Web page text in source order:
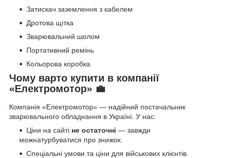
Затискач заземлення з кабелем
Дротова щітка
Зварювальний шолом
Портативний ремінь
Кольорова коробка
Чому варто купити в компанії
«Електромотор» 💼
Компанія «Електромотор» — надійний постачальник
зварювального обладнання в Україні. У нас:
Ціни на сайті не остаточні — завжди
можнатурбуватися про знижок.
Спеціальні умови та ціни для військових клієнтів.